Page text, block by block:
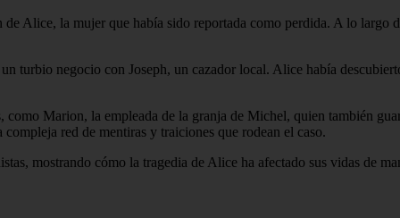
Alice, la mujer que había sido reportada como perdida. A lo largo
turbio negocio con Joseph, un cazador local. Alice había
como Marion, la empleada de la granja de Michel, quien también
red de mentiras y traiciones que rodean el caso.
mostrando cómo la tragedia de Alice ha afectado sus vidas de